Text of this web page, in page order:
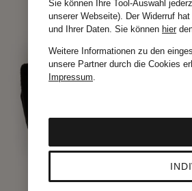
Sie können Ihre Tool-Auswahl
unserer Webseite). Der Widerruf
und Ihrer Daten. Sie können hier
Weitere Informationen zu den
unsere Partner durch die Cookies
Impressum.